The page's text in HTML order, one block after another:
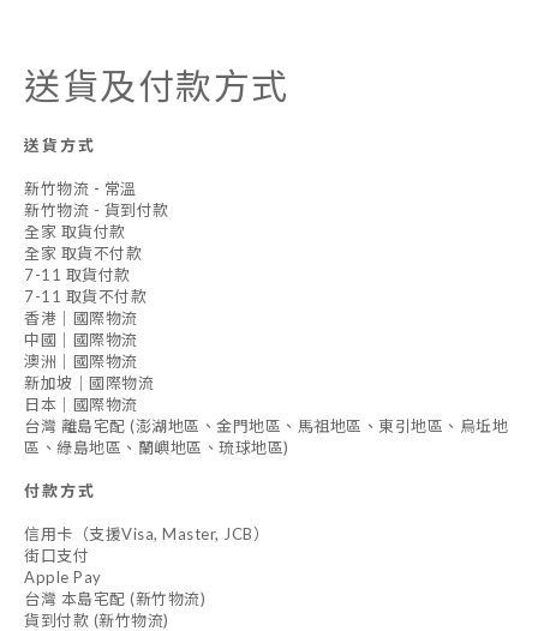
送貨及付款方式
送貨方式
新竹物流 - 常溫
新竹物流 - 貨到付款
全家 取貨付款
全家 取貨不付款
7-11 取貨付款
7-11 取貨不付款
香港｜國際物流
中國｜國際物流
澳洲｜國際物流
新加坡｜國際物流
日本｜國際物流
台灣 離島宅配 (澎湖地區、金門地區、馬祖地區、東引地區、烏坵地
區、綠島地區、蘭嶼地區、琉球地區)
付款方式
信用卡（支援Visa, Master, JCB）
街口支付
Apple Pay
台灣 本島宅配 (新竹物流)
貨到付款 (新竹物流)